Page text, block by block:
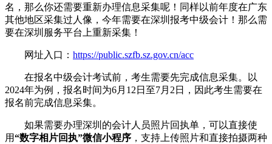
名，那么你还需要重新办理信息采集呢！同样以前年度在广东
其他地区采集过人像，今年需要在深圳报考中级会计！那么需
要在深圳服务平台上重新采集！
网址入口： https://public.szfb.sz.gov.cn/acc
在报名中级会计考试前，考生需要先完成信息采集。以
2024年为例，报名时间为6月12日至7月2日，因此考生需要在
报名前完成信息采集。
如果需要办理深圳的会计人员照片回执单，可以直接使
用“数字相片回执”微信小程序 ，支持上传照片和直接拍摄两种